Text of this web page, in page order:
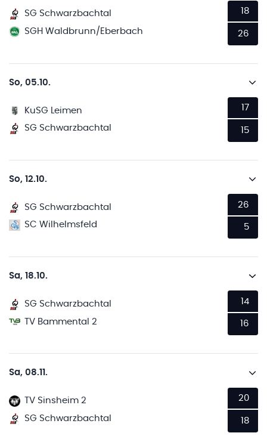
SG Schwarzbachtal
SGH Waldbrunn/Eberbach
18
26
So, 05.10.
KuSG Leimen
SG Schwarzbachtal
17
15
So, 12.10.
SG Schwarzbachtal
SC Wilhelmsfeld
26
5
Sa, 18.10.
SG Schwarzbachtal
TV Bammental 2
14
16
Sa, 08.11.
TV Sinsheim 2
SG Schwarzbachtal
20
18